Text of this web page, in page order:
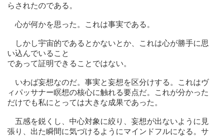
らされたのである。
心が何かを思った。これは事実である。
しかし宇宙的であるとかないとか、これは心が勝手に思
い込んでいること
であって証明できることではない。
いわば妄想なのだ。事実と妄想を区分けする。これはヴ
ィパッサナー瞑想の核心に触れる要点だ。これが分かった
だけでも私にとっては大きな成果であった。
五感を鋭くし、中心対象に絞り、妄想が出ないように見
張り、出た瞬間に気づけるようにマインドフルになる。サ